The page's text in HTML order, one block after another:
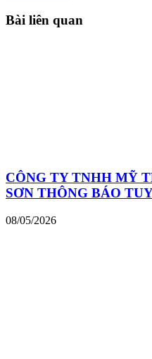
Bài liên quan
CÔNG TY TNHH MỸ
SƠN THÔNG BÁO
08/05/2026